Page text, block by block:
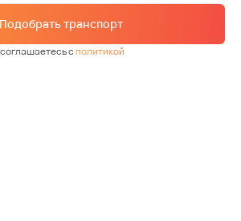
Подобрать транспорт
сполитикой